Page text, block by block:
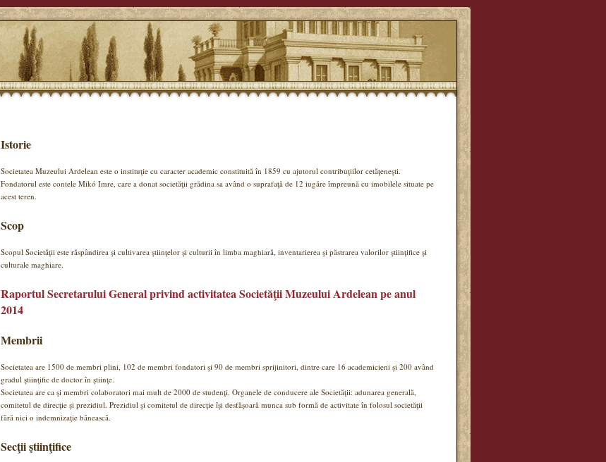
Istorie
Societatea Muzeului Ardelean este o instituţie cu caracter academic constituită în 1859 cu ajutorul contribuţiilor cetăţeneşti.
Fondatorul este contele Mikó Imre, care a donat societăţii grădina sa având o suprafaţă de 12 iugăre împreună cu imobilele situate pe
acest teren.
Scop
Scopul Societăţii este răspândirea şi cultivarea ştiinţelor şi culturii în limba maghiară, inventarierea şi păstrarea valorilor ştiinţifice şi
culturale maghiare.
Raportul Secretarului General privind activitatea Societăţii Muzeului Ardelean pe anul
2014
Membrii
Societatea are 1500 de membri plini, 102 de membri fondatori şi 90 de membri sprijinitori, dintre care 16 academicieni şi 200 având
gradul ştiinţific de doctor în ştiinţe.
Societatea are ca şi membri colaboratori mai mult de 2000 de studenţi. Organele de conducere ale Societăţii: adunarea generală,
comitetul de direcţie şi prezidiul. Prezidiul şi comitetul de direcţie îşi desfăşoară munca sub formă de activitate în folosul societăţii
fără nici o indemnizaţie bănească.
Secţii ştiinţifice